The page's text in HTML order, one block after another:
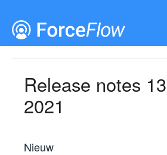
Release notes
2021
Nieuw